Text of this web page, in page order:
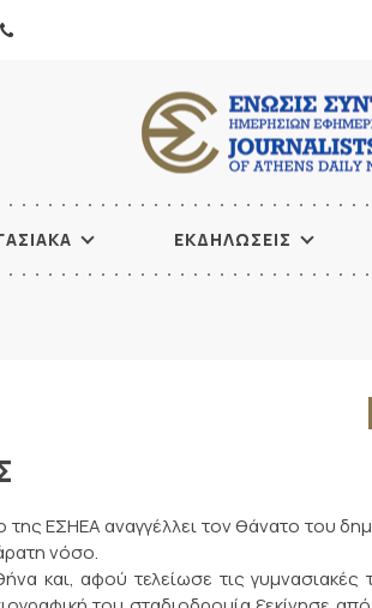
ΕΚΔΗΛΩΣΕΙΣ
της ΕΣΗΕΑ αναγγέλλει τον θάνατο του
νόσο.
και, αφού τελείωσε τις